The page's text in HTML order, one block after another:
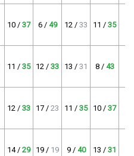
10 / 37 6 / 49 12 / 33 11 / 35
11 / 35 12 / 33 13 / 31 8 / 43
12 / 33 17 / 23 11 / 35 10 / 37
14 / 29 19 / 19 9 / 40 13 / 31